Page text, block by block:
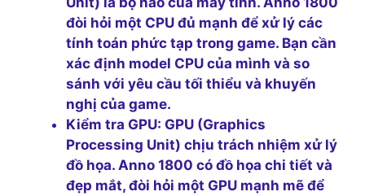
đòi hỏi một CPU đủ mạnh để xử lý các
tính toán phức tạp trong game. Bạn cần
xác định model CPU của mình và so
sánh với yêu cầu tối thiểu và khuyến
nghị của game.
Kiểm tra GPU: GPU (Graphics
Processing Unit) chịu trách nhiệm xử lý
đồ họa. Anno 1800 có đồ họa chi tiết và
đẹp mắt, đòi hỏi một GPU mạnh mẽ để